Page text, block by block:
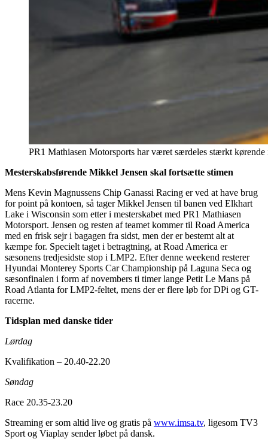
PR1 Mathiasen Motorsports har været særdeles stærkt
Mesterskabsførende Mikkel Jensen skal fortsætte stimen
Mens Kevin Magnussens Chip Ganassi Racing er ved at have brug
for point på kontoen, så tager Mikkel Jensen til banen ved Elkhart
Lake i Wisconsin som etter i mesterskabet med PR1 Mathiasen
Motorsport. Jensen og resten af teamet kommer til Road America
med en frisk sejr i bagagen fra sidst, men der er bestemt alt at
kæmpe for. Specielt taget i betragtning, at Road America er
sæsonens tredjesidste stop i LMP2. Efter denne weekend resterer
Hyundai Monterey Sports Car Championship på Laguna Seca og
sæsonfinalen i form af novembers ti timer lange Petit Le Mans på
Road Atlanta for LMP2-feltet, mens der er flere løb for DPi og GT-
racerne.
Tidsplan med danske tider
Lørdag
Kvalifikation – 20.40-22.20
Søndag
Race 20.35-23.20
Streaming er som altid live og gratis på www.imsa.tv, ligesom TV3
Sport og Viaplay sender løbet på dansk.